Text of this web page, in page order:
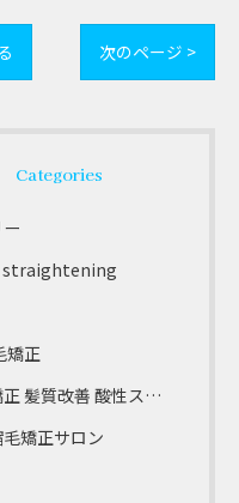
次のページ >
Categories
straightening
矯正
質改善 酸性ストレート
矯正サロン